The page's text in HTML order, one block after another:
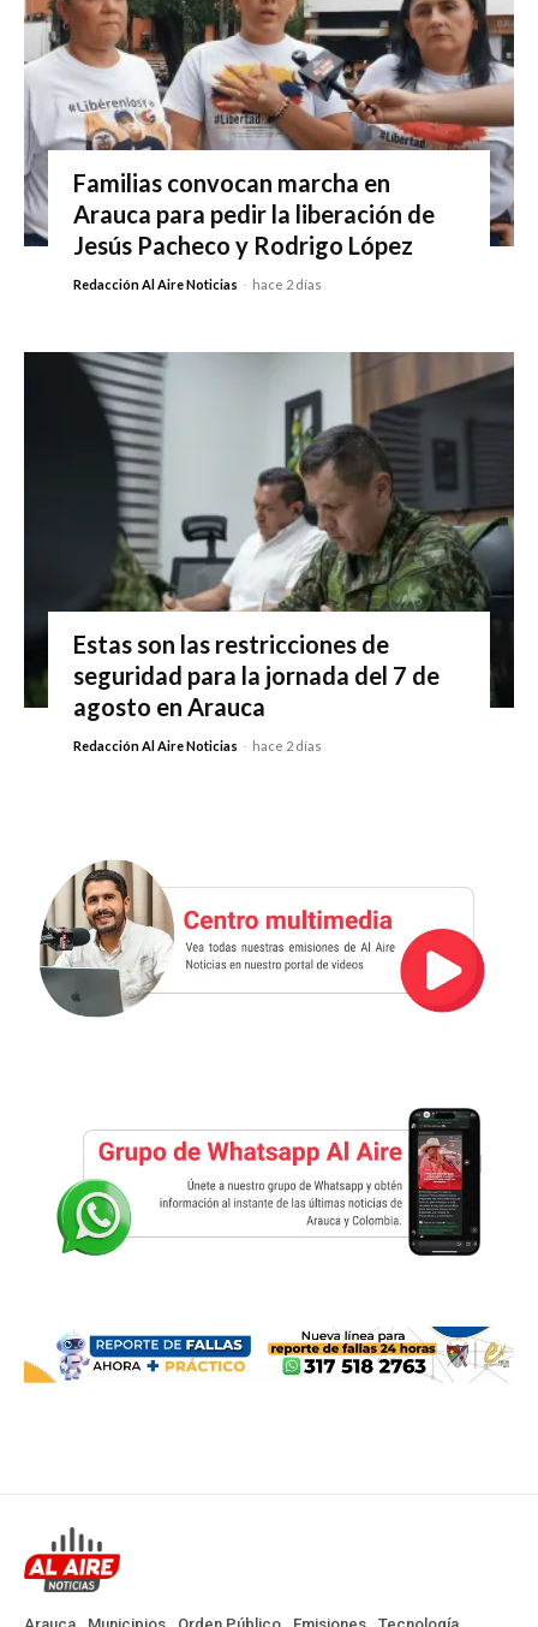
Familias convocan marcha en
Arauca para pedir la liberación de
Jesús Pacheco y Rodrigo López
Redacción Al Aire Noticias - hace 2 días
Estas son las restricciones de
seguridad para la jornada del 7 de
agosto en Arauca
Redacción Al Aire Noticias - hace 2 días